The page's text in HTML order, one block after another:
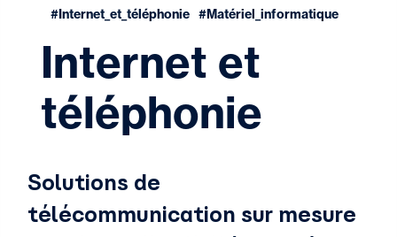
#Internet_et_téléphonie #Matériel_informatique
Internet et
téléphonie
Solutions de
télécommunication sur mesure